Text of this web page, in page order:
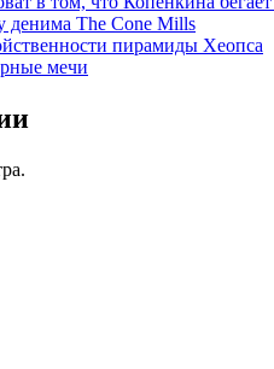
денима The Cone Mills
пирамиды Хеопса
мечи